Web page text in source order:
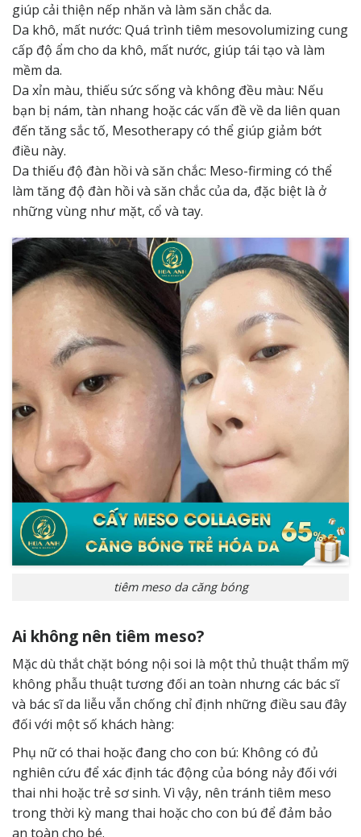
giúp cải thiện nếp nhăn và làm săn chắc da.
Da khô, mất nước: Quá trình tiêm mesovolumizing cung
cấp độ ẩm cho da khô, mất nước, giúp tái tạo và làm
mềm da.
Da xỉn màu, thiếu sức sống và không đều màu: Nếu
bạn bị nám, tàn nhang hoặc các vấn đề về da liên quan
đến tăng sắc tố, Mesotherapy có thể giúp giảm bớt
điều này.
Da thiếu độ đàn hồi và săn chắc: Meso-firming có thể
làm tăng độ đàn hồi và săn chắc của da, đặc biệt là ở
những vùng như mặt, cổ và tay.
tiêm meso da căng bóng
Ai không nên tiêm meso?
Mặc dù thắt chặt bóng nội soi là một thủ thuật thẩm mỹ
không phẫu thuật tương đối an toàn nhưng các bác sĩ
và bác sĩ da liễu vẫn chống chỉ định những điều sau đây
đối với một số khách hàng:
Phụ nữ có thai hoặc đang cho con bú: Không có đủ
nghiên cứu để xác định tác động của bóng nảy đối với
thai nhi hoặc trẻ sơ sinh. Vì vậy, nên tránh tiêm meso
trong thời kỳ mang thai hoặc cho con bú để đảm bảo
an toàn cho bé.